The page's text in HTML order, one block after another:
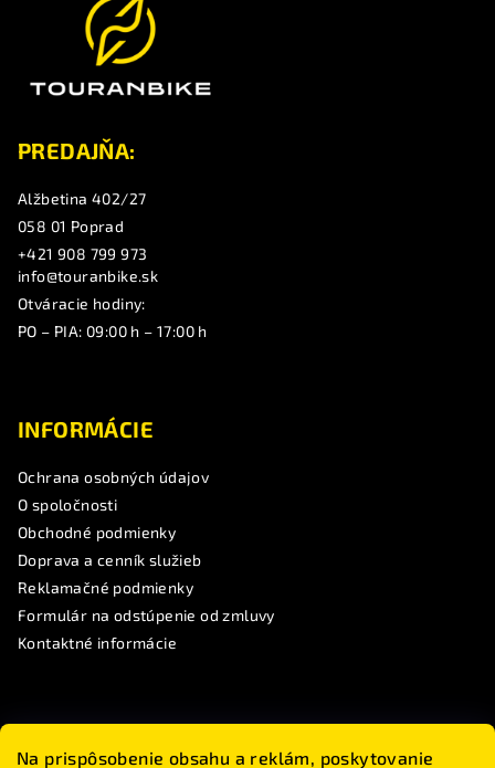
Na prispôsobenie obsahu a reklám, poskytovanie
PREDAJŇA:
Alžbetina 402/27
058 01 Poprad
+421 908 799 973
info@touranbike.sk
Otváracie hodiny:
PO – PIA: 09:00 h – 17:00 h
INFORMÁCIE
Ochrana osobných údajov
O spoločnosti
Obchodné podmienky
Doprava a cenník služieb
Reklamačné podmienky
Formulár na odstúpenie od zmluvy
Kontaktné informácie